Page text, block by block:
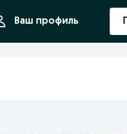
Ваш профиль